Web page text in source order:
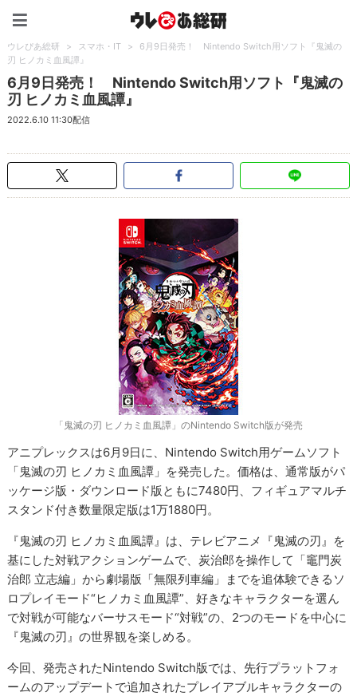
ウレぴあ総研 > スマホ・IT >
6月9日発売！ Nintendo Switch用ソフト『鬼滅の
刃 ヒノカミ血風譚』
6月9日発売！ Nintendo Switch用ソフト『鬼滅の
刃 ヒノカミ血風譚』
2022.6.10 11:30配信
「鬼滅の刃 ヒノカミ血風譚」のNintendo Switch版が発売
アニプレックスは6月9日に、Nintendo Switch用ゲームソフト
「鬼滅の刃 ヒノカミ血風譚」を発売した。価格は、通常版がパ
ッケージ版・ダウンロード版ともに7480円、フィギュアマルチ
スタンド付き数量限定版は1万1880円。
『鬼滅の刃 ヒノカミ血風譚』は、テレビアニメ『鬼滅の刃』を
基にした対戦アクションゲームで、炭治郎を操作して「竈門炭
治郎 立志編」から劇場版「無限列車編」までを追体験できるソ
ロプレイモード“ヒノカミ血風譚”、好きなキャラクターを選ん
で対戦が可能なバーサスモード“対戦”の、2つのモードを中心に
『鬼滅の刃』の世界観を楽しめる。
今回、発売されたNintendo Switch版では、先行プラットフォ
ームのアップデートで追加されたプレイアブルキャラクターの